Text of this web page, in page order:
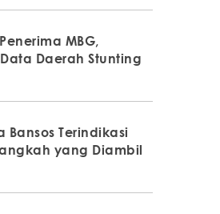
MBG,
Daerah Stunting
Bansos Terindikasi
yang Diambil